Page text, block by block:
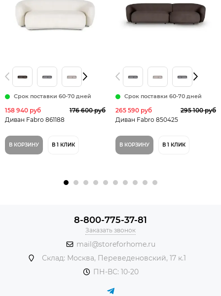
Срок поставки 60-70 дней
158 940 руб
176 600 руб
Диван Fabro 861188
В КОРЗИНУ В 1 КЛИК
Срок поставки 60-70 дней
265 590 руб
295 100 руб
Диван Fabro 850425
В КОРЗИНУ В 1 КЛИК
8-800-775-37-81
Заказать звонок
mail@storeforhome.ru
Склад: Москва, Переведеновский, 17 к.1
ПН-ВС: 10-20